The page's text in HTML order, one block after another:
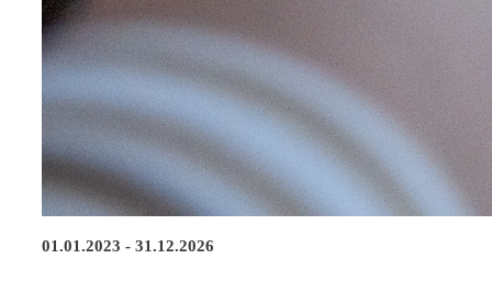
01.01.2023 - 31.12.2026